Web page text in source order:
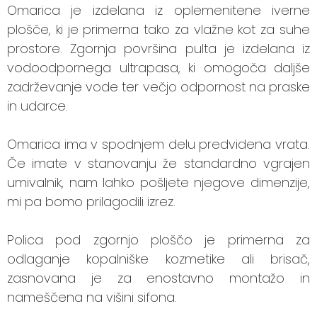
Omarica je izdelana iz oplemenitene iverne
plošče, ki je primerna tako za vlažne kot za suhe
prostore. Zgornja površina pulta je izdelana iz
vodoodpornega ultrapasa, ki omogoča daljše
zadrževanje vode ter večjo odpornost na praske
in udarce.
Omarica ima v spodnjem delu predvidena vrata.
Če imate v stanovanju že standardno vgrajen
umivalnik, nam lahko pošljete njegove dimenzije,
mi pa bomo prilagodili izrez.
Polica pod zgornjo ploščo je primerna za
odlaganje kopalniške kozmetike ali brisač,
zasnovana je za enostavno montažo in
nameščena na višini sifona.